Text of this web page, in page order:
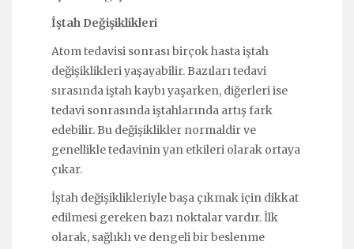
İştah Değişiklikleri
Atom tedavisi sonrası birçok hasta iştah
değişiklikleri yaşayabilir. Bazıları tedavi
sırasında iştah kaybı yaşarken, diğerleri ise
tedavi sonrasında iştahlarında artış fark
edebilir. Bu değişiklikler normaldir ve
genellikle tedavinin yan etkileri olarak ortaya
çıkar.
İştah değişiklikleriyle başa çıkmak için dikkat
edilmesi gereken bazı noktalar vardır. İlk
olarak, sağlıklı ve dengeli bir beslenme